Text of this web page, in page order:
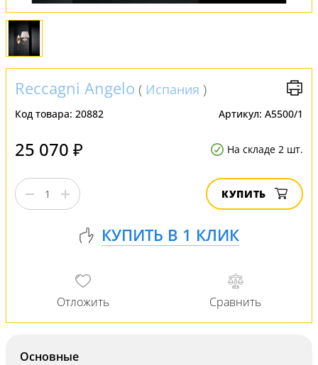
Reccagni Angelo ( Испания )
Код товара: 20882 Артикул: A5500/1
25 070 ₽ На складе 2 шт.
КУПИТЬ
Основные